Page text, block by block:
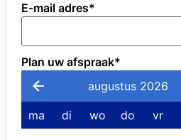
E-mail adres*
Plan uw afspraak*
augustus 2026
ma di wo do vr